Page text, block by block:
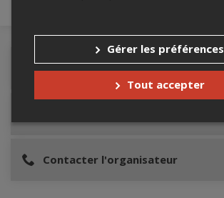
Détails de l'événement
Contacter l'organisateur
Gérer les préférences
Tout accepter